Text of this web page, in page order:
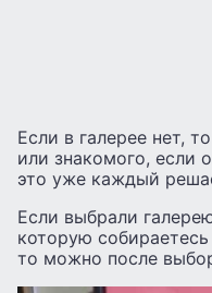
Если в галерее нет,
или знакомого, если
это уже каждый
Если выбрали
которую
то можно после